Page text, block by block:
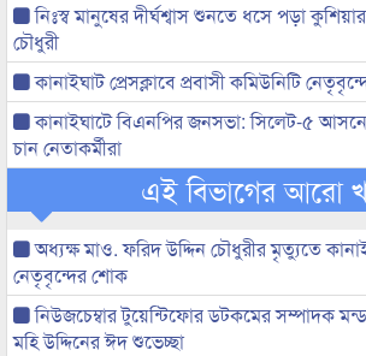
নিঃস্ব মানুষের দীর্ঘশ্বাস শুনতে ধসে পড়া
চৌধুরী
কানাইঘাট প্রেসক্লাবে প্রবাসী কমিউনিটি
কানাইঘাটে বিএনপির জনসভা: সিলেট-৫ আসনে
চান নেতাকর্মীরা
এই বিভাগের আরো
অধ্যক্ষ মাও. ফরিদ উদ্দিন চৌধুরীর মৃত্যুতে
নেতৃবৃন্দের শোক
নিউজচেম্বার টুয়েন্টিফোর ডটকমের সম্পাদক
মহি উদ্দিনের ঈদ শুভেচ্ছা